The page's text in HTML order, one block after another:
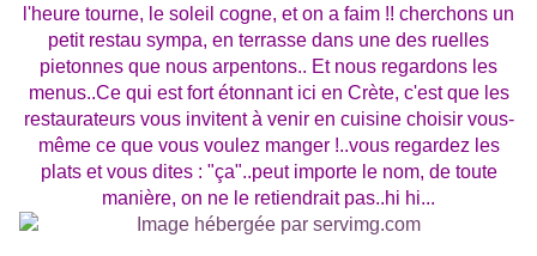
l'heure tourne, le soleil cogne, et on a faim !! cherchons un
petit restau sympa, en terrasse dans une des ruelles
pietonnes que nous arpentons.. Et nous regardons les
menus..Ce qui est fort étonnant ici en Crète, c'est que les
restaurateurs vous invitent à venir en cuisine choisir vous-
même ce que vous voulez manger !..vous regardez les
plats et vous dites : "ça"..peut importe le nom, de toute
manière, on ne le retiendrait pas..hi hi...